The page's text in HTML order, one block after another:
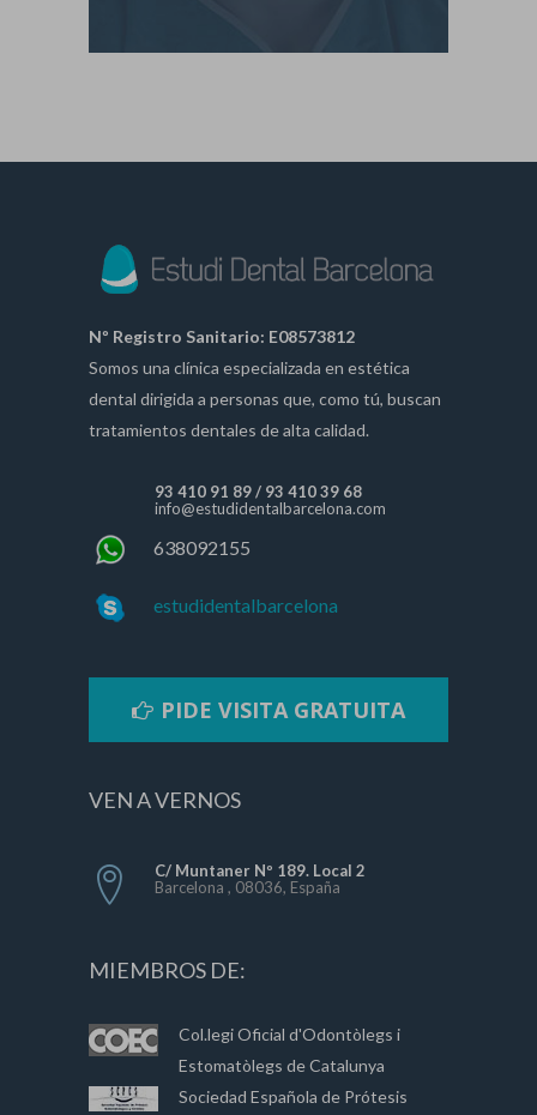
Nº Registro Sanitario: E08573812
Somos una clínica especializada en estética
dental dirigida a personas que, como tú, buscan
tratamientos dentales de alta calidad.
93 410 91 89/ 93 410 39 68
info@estudidentalbarcelona.com
638092155
estudidentalbarcelona
PIDE VISITA GRATUITA
VEN A VERNOS
C/ Muntaner Nº 189. Local 2
Barcelona , 08036, España
MIEMBROS DE:
Col.legi Oficial d'Odontòlegs i
Estomatòlegs de Catalunya
Sociedad Española de Prótesis